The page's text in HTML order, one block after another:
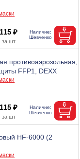
115 ₽
противоаэрозольная,
FFP1, DEXX
115 ₽
HF-6000 (2